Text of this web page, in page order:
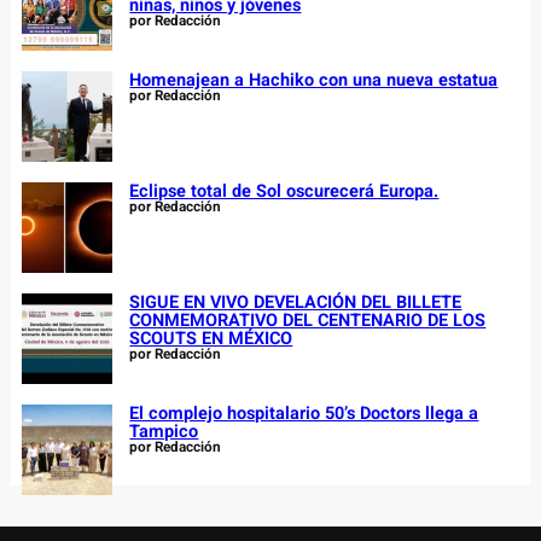
niñas, niños y jóvenes
por Redacción
Homenajean a Hachiko con una nueva estatua
por Redacción
Eclipse total de Sol oscurecerá Europa.
por Redacción
SIGUE EN VIVO DEVELACIÓN DEL BILLETE
CONMEMORATIVO DEL CENTENARIO DE LOS
SCOUTS EN MÉXICO
por Redacción
El complejo hospitalario 50’s Doctors llega a
Tampico
por Redacción